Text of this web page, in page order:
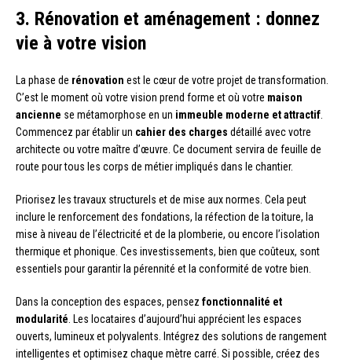
3. Rénovation et aménagement : donnez
vie à votre vision
La phase de rénovation est le cœur de votre projet de transformation.
C’est le moment où votre vision prend forme et où votre maison
ancienne se métamorphose en un immeuble moderne et attractif
Commencez par établir un cahier des charges détaillé avec votre
architecte ou votre maître d’œuvre. Ce document servira de feuille de
route pour tous les corps de métier impliqués dans le chantier.
Priorisez les travaux structurels et de mise aux normes. Cela peut
inclure le renforcement des fondations, la réfection de la toiture, la
mise à niveau de l’électricité et de la plomberie, ou encore l’isolation
thermique et phonique. Ces investissements, bien que coûteux, sont
essentiels pour garantir la pérennité et la conformité de votre bien.
Dans la conception des espaces, pensez fonctionnalité et
modularité . Les locataires d’aujourd’hui apprécient les espaces
ouverts, lumineux et polyvalents. Intégrez des solutions de rangement
intelligentes et optimisez chaque mètre carré. Si possible, créez des